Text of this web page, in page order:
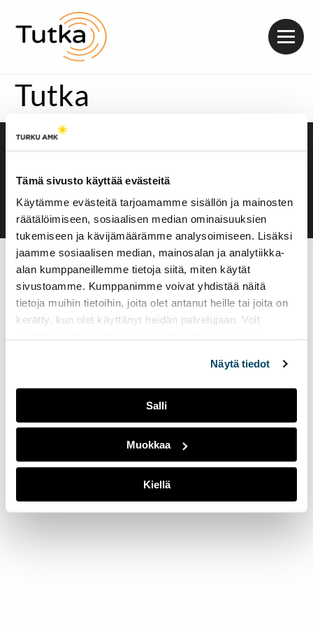
Tämä sivusto käyttää evästeitä
Käytämme evästeitä tarjoamamme sisällön ja mainosten
räätälöimiseen, sosiaalisen median ominaisuuksien
tukemiseen ja kävijämäärämme analysoimiseen. Lisäksi
jaamme sosiaalisen median, mainosalan ja analytiikka-
alan kumppaneillemme tietoja siitä, miten käytät
sivustoamme. Kumppanimme voivat yhdistää näitä
tietoja muihin tietoihin, joita olet antanut heille tai joita on
kerätty, kun olet käyttänyt heidän palvelujaan. Voit
Näytä tiedot
Salli
Muokkaa
Kiellä
Tutka
Saavutettavuusseloste